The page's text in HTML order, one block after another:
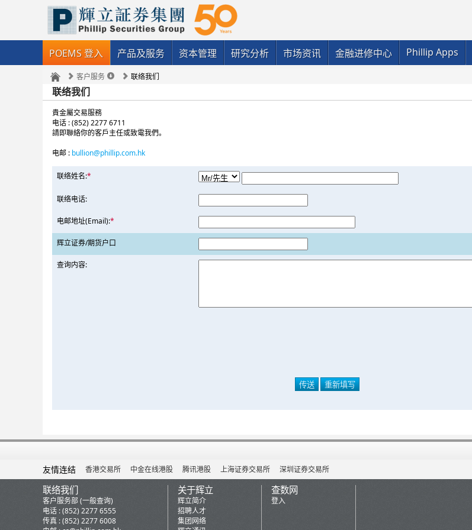
POEMS 登入 产品及服务 资本管理 研究分析 市场资讯 金融进修中心 Phillip Apps
客户服务 联络我们
联络我们
貴金屬交易服務
电话 : (852) 2277 6711
請即聯絡你的客戶主任或致電我們。
电邮 : bullion@phillip.com.hk
联络姓名:*
联络电话:
电邮地址(Email):*
辉立证券/期货户口
查询内容:
友情连结 香港交易所 中金在线港股 腾讯港股 上海证券交易所 深圳证券交易所
联络我们
客户服务部 (一般查询)
电话 : (852) 2277 6555
传真 : (852) 2277 6008
关于辉立
辉立简介
招聘人才
集团网络
查数网
登入